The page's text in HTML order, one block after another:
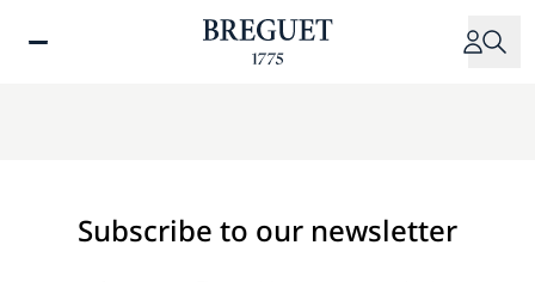
Subscribe to our newsletter